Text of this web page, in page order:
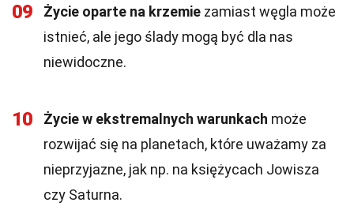
09 Życie oparte na krzemie zamiast węgla może
istnieć, ale jego ślady mogą być dla nas
niewidoczne.
10 Życie w ekstremalnych warunkach może
rozwijać się na planetach, które uważamy za
nieprzyjazne, jak np. na księżycach Jowisza
czy Saturna.